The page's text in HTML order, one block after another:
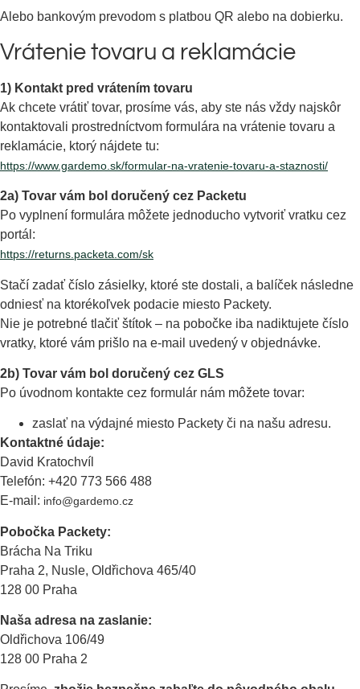
Alebo bankovým prevodom s platbou QR alebo na dobierku.
Vrátenie tovaru a reklamácie
1) Kontakt pred vrátením tovaru
Ak chcete vrátiť tovar, prosíme vás, aby ste nás vždy najskôr
kontaktovali prostredníctvom formulára na vrátenie tovaru a
reklamácie, ktorý nájdete tu:
https://www.gardemo.sk/formular-na-vratenie-tovaru-a-staznosti/
2a) Tovar vám bol doručený cez Packetu
Po vyplnení formulára môžete jednoducho vytvoriť vratku cez
portál:
https://returns.packeta.com/sk
Stačí zadať číslo zásielky, ktoré ste dostali, a balíček následne
odniesť na ktorékoľvek podacie miesto Packety.
Nie je potrebné tlačiť štítok – na pobočke iba nadiktujete číslo
vratky, ktoré vám prišlo na e-mail uvedený v objednávke.
2b) Tovar vám bol doručený cez GLS
Po úvodnom kontakte cez formulár nám môžete tovar:
zaslať na výdajné miesto Packety či na našu adresu.
Kontaktné údaje:
David Kratochvíl
Telefón: +420 773 566 488
E-mail: info@gardemo.cz
Pobočka Packety:
Brácha Na Triku
Praha 2, Nusle, Oldřichova 465/40
128 00 Praha
Naša adresa na zaslanie:
Oldřichova 106/49
128 00 Praha 2